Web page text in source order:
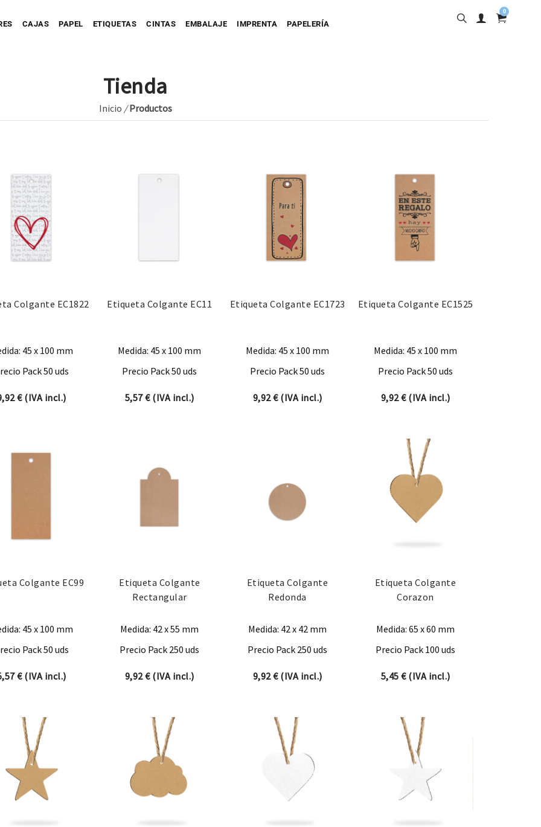
0
tu Sobre
CAJAS
Personaliza tu Caja Caja automontable
PAPEL ETIQUETAS
Etiqueta Adhesiva
Etiqueta Colgante
Etiqueta Cartulina
CINTAS EMBALAJE
Personaliza tu Precinto
IMPRENTA PAPELERÍA
Tienda
Inicio /Productos
Colgante EC1822
45 x 100 mm
Pack 50 uds
€(IVA incl.)
Etiqueta Colgante EC11
Medida: 45 x 100 mm
Precio Pack 50 uds
5,57€(IVA incl.)
Etiqueta Colgante EC1723
Medida: 45 x 100 mm
Precio Pack 50 uds
9,92€(IVA incl.)
Etiqueta Colgante EC1525
Medida: 45 x 100 mm
Precio Pack 50 uds
9,92€(IVA incl.)
Colgante EC99
45 x 100 mm
Pack 50 uds
€(IVA incl.)
Etiqueta Colgante
Rectangular
Medida: 42 x 55 mm
Precio Pack 250 uds
9,92€(IVA incl.)
Etiqueta Colgante
Redonda
Medida: 42 x 42 mm
Precio Pack 250 uds
9,92€(IVA incl.)
Etiqueta Colgante
Corazon
Medida: 65 x 60 mm
Precio Pack 100 uds
5,45€(IVA incl.)